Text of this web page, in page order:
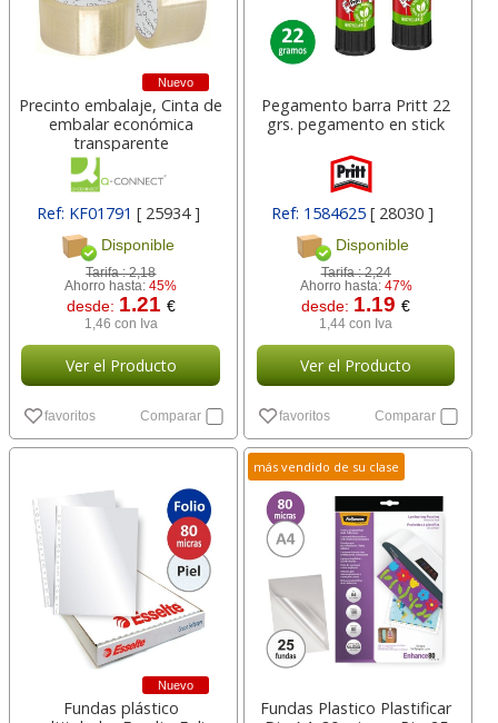
Nuevo
Precinto embalaje, Cinta de
embalar económica
transparente
Ref: KF01791 [ 25934 ]
Disponible
Tarifa :2,18
Ahorro hasta:45%
desde: 1.21 €
1,46 con Iva
Ver el Producto
favoritos Comparar
Pegamento barra Pritt 22
grs. pegamento en stick
Ref: 1584625[ 28030 ]
Disponible
Tarifa :2,24
Ahorro hasta: 47%
desde: 1.19€
1,44 con Iva
Ver el Producto
favoritos Comparar
Nuevo
Fundas plástico
más vendido de su clase
Fundas Plastico Plastificar